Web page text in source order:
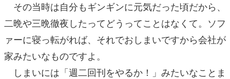
その当時は自分もギンギンに元気だった頃だから、
二晩や三晩徹夜したってどうってことはなくて。ソフ
ァーに寝っ転がれば、それでおしまいですから会社が
家みたいなものですよ。
しまいには「週二回刊をやるか！」みたいなことま